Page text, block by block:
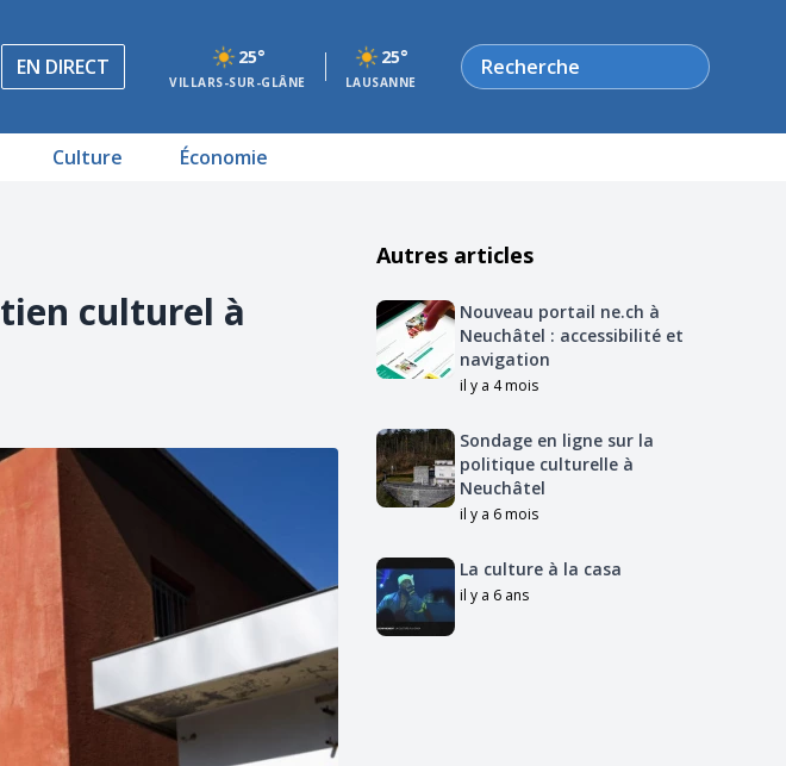
EN DIRECT 25°
VILLARS-SUR-GLÂNE
25°
LAUSANNE
Rechercher
Culture Économie
culturel à
Autres articles
Nouveau portail ne.ch à
Neuchâtel : accessibilité et
navigation
il y a 4 mois
Sondage en ligne sur la
politique culturelle à
Neuchâtel
il y a 6 mois
La culture à la casa
il y a 6 ans